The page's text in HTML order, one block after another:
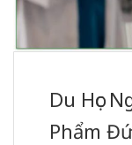
Du Học
Phẩm